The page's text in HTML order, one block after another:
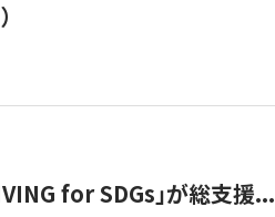
for SDGs」が総支援...